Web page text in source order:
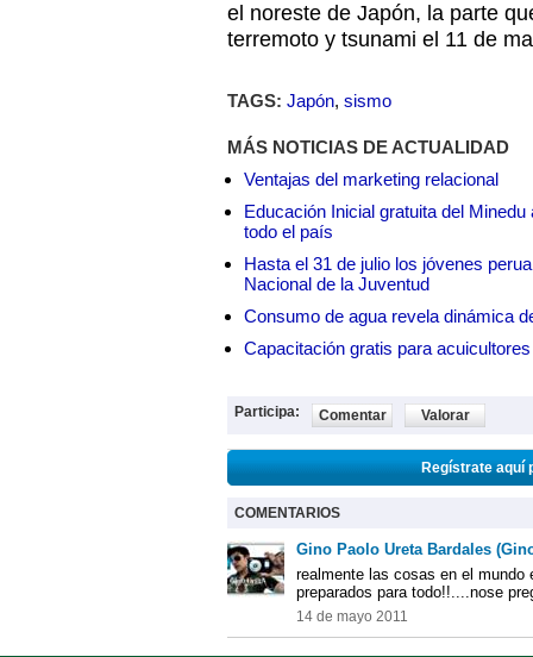
el noreste de Japón, la parte
terremoto y tsunami el 11 de
TAGS: Japón, sismo
MÁS NOTICIAS DE ACTUALIDAD
Ventajas del marketing relacional
Educación Inicial gratuita del
todo el país
Hasta el 31 de julio los jóvenes
Nacional de la Juventud
Consumo de agua revela dinámica
Capacitación gratis para
Participa: Comentar Valorar
Regístrate aquí
COMENTARIOS
Gino Paolo Ureta Bardales
realmente las cosas en el
preparados para todo!!....nose
14 de mayo 2011